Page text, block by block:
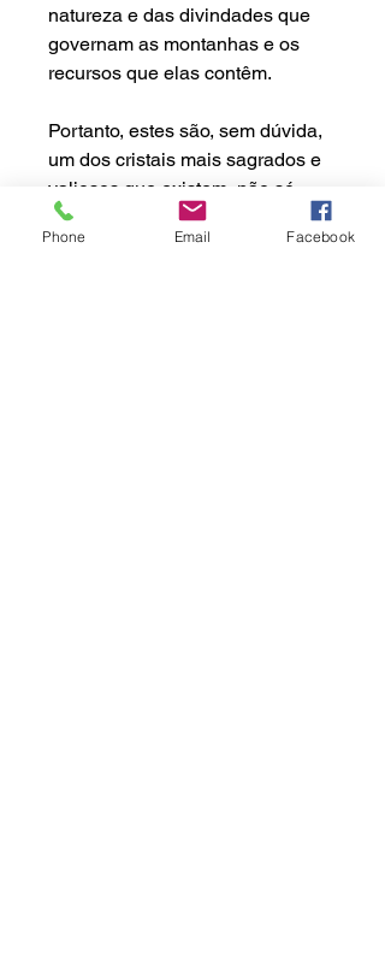
natureza e das divindades que
governam as montanhas e os
recursos que elas contêm.
Portanto, estes são, sem dúvida,
um dos cristais mais sagrados e
valiosos que existem, não só
porque vêm de uma das áreas
mais sagradas do mundo, mas
Phone Email Facebook